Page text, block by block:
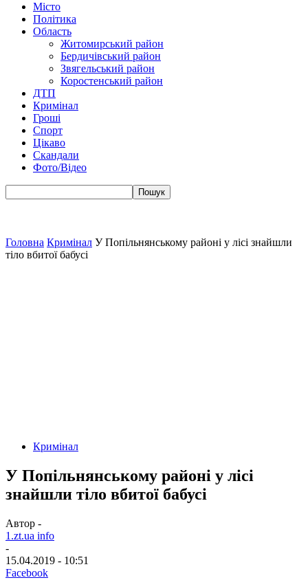
Місто
Політика
Область
Житомирський район
Бердичівський район
Звягельський район
Коростенський район
ДТП
Кримінал
Гроші
Спорт
Цікаво
Скандали
Фото/Відео
Головна Кримінал У Попільнянському районі у лісі знайшли
тіло вбитої бабусі
Кримінал
У Попільнянському районі у лісі
знайшли тіло вбитої бабусі
Автор -
1.zt.ua info
-
15.04.2019 - 10:51
Facebook